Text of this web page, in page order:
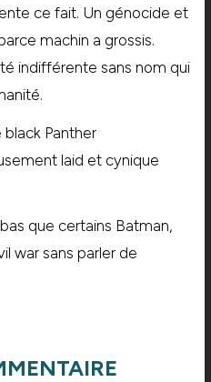
ce fait. Un génocide et
machin a grossis.
indifférente sans nom qui
Panther
laid et cynique
que certains Batman,
war sans parler de